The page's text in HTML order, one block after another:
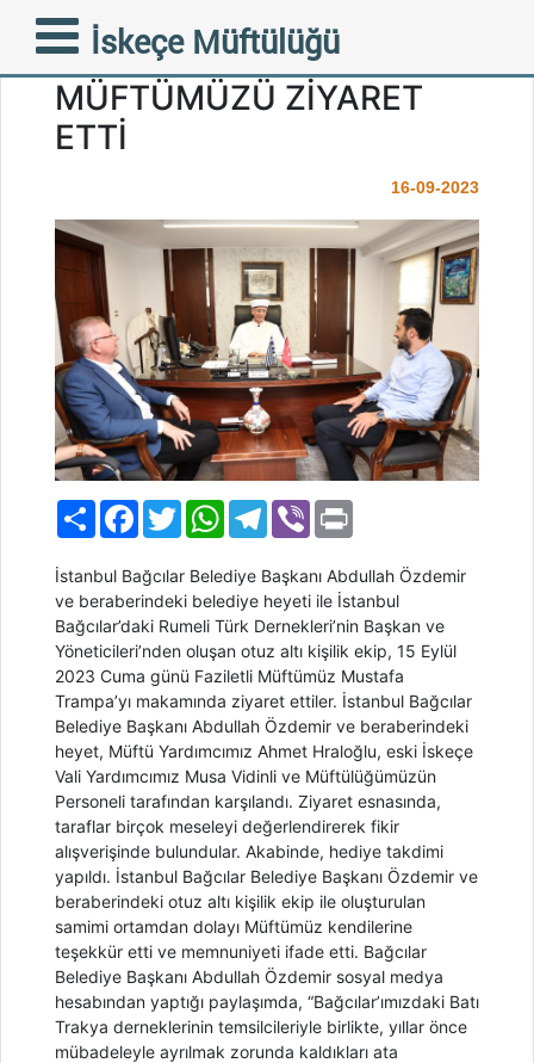
İskeçe Müftülüğü
İSTANBUL BAĞCILAR
BELEDİYE BAŞKANI
MÜFTÜMÜZÜ ZİYARET
ETTİ
16-09-2023
PaylaşFacebook
TwitterWhatsAppTelegram
Viber
İstanbul Bağcılar Belediye Başkanı Abdullah Özdemir
ve beraberindeki belediye heyeti ile İstanbul
Bağcılar’daki Rumeli Türk Dernekleri’nin Başkan ve
Yöneticileri’nden oluşan otuz altı kişilik ekip, 15 Eylül
2023 Cuma günü Faziletli Müftümüz Mustafa
Trampa’yı makamında ziyaret ettiler. İstanbul Bağcılar
Belediye Başkanı Abdullah Özdemir ve beraberindeki
heyet, Müftü Yardımcımız Ahmet Hraloğlu, eski İskeçe
Vali Yardımcımız Musa Vidinli ve Müftülüğümüzün
Personeli tarafından karşılandı. Ziyaret esnasında,
taraflar birçok meseleyi değerlendirerek fikir
alışverişinde bulundular. Akabinde, hediye takdimi
yapıldı. İstanbul Bağcılar Belediye Başkanı Özdemir ve
beraberindeki otuz altı kişilik ekip ile oluşturulan
samimi ortamdan dolayı Müftümüz kendilerine
teşekkür etti ve memnuniyeti ifade etti. Bağcılar
Belediye Başkanı Abdullah Özdemir sosyal medya
hesabından yaptığı paylaşımda, “Bağcılar’ımızdaki Batı
Trakya derneklerinin temsilcileriyle birlikte, yıllar önce
mübadeleyle ayrılmak zorunda kaldıkları ata